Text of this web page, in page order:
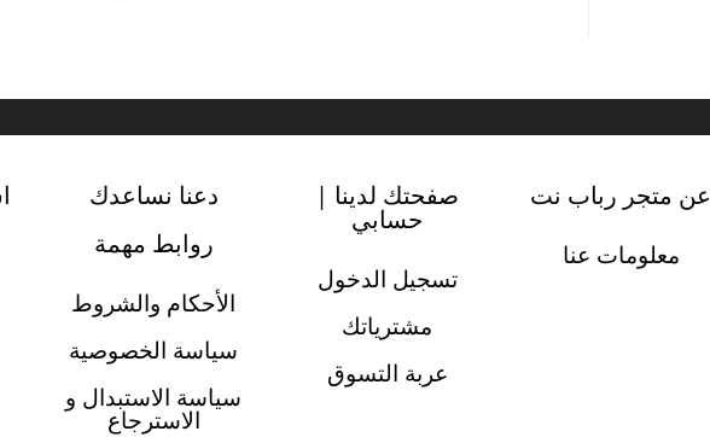
عن متجر رباب نت
معلومات عنا
صفحتك لدينا |
حسابي
تسجيل الدخول
مشترياتك
عربة التسوق
دعنا نساعدك
روابط مهمة
الأحكام والشروط
سياسة الخصوصية
سياسة الاستبدال و
الاسترجاع